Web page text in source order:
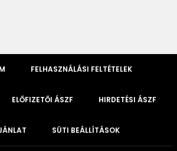
FELHASZNÁLÁSI FELTÉTELEK
ELŐFIZETŐI ÁSZF HIRDETÉSI ÁSZF
SÜTI BEÁLLÍTÁSOK